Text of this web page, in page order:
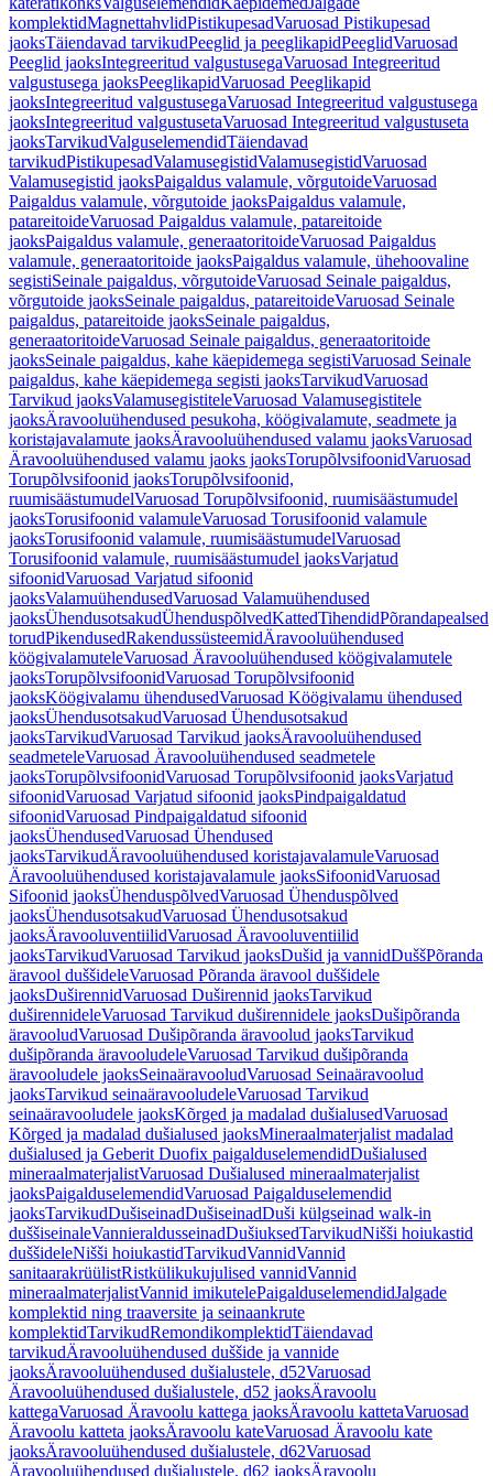
komplektidMagnettahvlidPistikupesadVaruosad Pistikupesad
jaoksTäiendavad tarvikudPeeglid ja peeglikapidPeeglidVaruosad
Peeglid jaoksIntegreeritud valgustusegaVaruosad Integreeritud
valgustusega jaoksPeeglikapidVaruosad Peeglikapid
jaoksIntegreeritud valgustusegaVaruosad Integreeritud valgustusega
jaoksIntegreeritud valgustusetaVaruosad Integreeritud valgustuseta
jaoksTarvikudValguselemendidTäiendavad
tarvikudPistikupesadValamusegistidValamusegistidVaruosad
Valamusegistid jaoksPaigaldus valamule, võrgutoideVaruosad
Paigaldus valamule, võrgutoide jaoksPaigaldus valamule,
patareitoideVaruosad Paigaldus valamule, patareitoide
jaoksPaigaldus valamule, generaatoritoideVaruosad Paigaldus
valamule, generaatoritoide jaoksPaigaldus valamule, ühehoovaline
segistiSeinale paigaldus, võrgutoideVaruosad Seinale paigaldus,
võrgutoide jaoksSeinale paigaldus, patareitoideVaruosad Seinale
paigaldus, patareitoide jaoksSeinale paigaldus,
generaatoritoideVaruosad Seinale paigaldus, generaatoritoide
jaoksSeinale paigaldus, kahe käepidemega segistiVaruosad Seinale
paigaldus, kahe käepidemega segisti jaoksTarvikudVaruosad
Tarvikud jaoksValamusegistiteleVaruosad Valamusegistitele
jaoksÄravooluühendused pesukoha, köögivalamute, seadmete ja
koristajavalamute jaoksÄravooluühendused valamu jaoksVaruosad
Äravooluühendused valamu jaoks jaoksTorupõlvsifoonidVaruosad
Torupõlvsifoonid jaoksTorupõlvsifoonid,
ruumisäästumudelVaruosad Torupõlvsifoonid, ruumisäästumudel
jaoksTorusifoonid valamuleVaruosad Torusifoonid valamule
jaoksTorusifoonid valamule, ruumisäästumudelVaruosad
Torusifoonid valamule, ruumisäästumudel jaoksVarjatud
sifoonidVaruosad Varjatud sifoonid
jaoksValamuühendusedVaruosad Valamuühendused
jaoksÜhendusotsakudÜhenduspõlvedKattedTihendidPõrandapealsed
torudPikendusedRakendussüsteemidÄravooluühendused
köögivalamuteleVaruosad Äravooluühendused köögivalamutele
jaoksTorupõlvsifoonidVaruosad Torupõlvsifoonid
jaoksKöögivalamu ühendusedVaruosad Köögivalamu ühendused
jaoksÜhendusotsakudVaruosad Ühendusotsakud
jaoksTarvikudVaruosad Tarvikud jaoksÄravooluühendused
seadmeteleVaruosad Äravooluühendused seadmetele
jaoksTorupõlvsifoonidVaruosad Torupõlvsifoonid jaoksVarjatud
sifoonidVaruosad Varjatud sifoonid jaoksPindpaigaldatud
sifoonidVaruosad Pindpaigaldatud sifoonid
jaoksÜhendusedVaruosad Ühendused
jaoksTarvikudÄravooluühendused koristajavalamuleVaruosad
Äravooluühendused koristajavalamule jaoksSifoonidVaruosad
Sifoonid jaoksÜhenduspõlvedVaruosad Ühenduspõlved
jaoksÜhendusotsakudVaruosad Ühendusotsakud
jaoksÄravooluventiilidVaruosad Äravooluventiilid
jaoksTarvikudVaruosad Tarvikud jaoksDušid ja vannidDuššPõranda
äravool duššideleVaruosad Põranda äravool duššidele
jaoksDuširennidVaruosad Duširennid jaoksTarvikud
duširennideleVaruosad Tarvikud duširennidele jaoksDušipõranda
äravooludVaruosad Dušipõranda äravoolud jaoksTarvikud
dušipõranda äravooludeleVaruosad Tarvikud dušipõranda
äravooludele jaoksSeinaäravooludVaruosad Seinaäravoolud
jaoksTarvikud seinaäravooludeleVaruosad Tarvikud
seinaäravooludele jaoksKõrged ja madalad dušialusedVaruosad
Kõrged ja madalad dušialused jaoksMineraalmaterjalist madalad
dušialused ja Geberit Duofix paigalduselemendidDušialused
mineraalmaterjalistVaruosad Dušialused mineraalmaterjalist
jaoksPaigalduselemendidVaruosad Paigalduselemendid
jaoksTarvikudDušiseinadDušiseinadDuši külgseinad walk-in
duššiseinaleVannieraldusseinadDušiuksedTarvikudNišši hoiukastid
duššideleNišši hoiukastidTarvikudVannidVannid
sanitaarakrüülistRistkülikukujulised vannidVannid
mineraalmaterjalistVannid imikutelePaigalduselemendidJalgade
komplektid ning traaversite ja seinaankrute
komplektidTarvikudRemondikomplektidTäiendavad
tarvikudÄravooluühendused duššide ja vannide
jaoksÄravooluühendused dušialustele, d52Varuosad
Äravooluühendused dušialustele, d52 jaoksÄravoolu
kattegaVaruosad Äravoolu kattega jaoksÄravoolu kattetaVaruosad
Äravoolu katteta jaoksÄravoolu kateVaruosad Äravoolu kate
jaoksÄravooluühendused dušialustele, d62Varuosad
Äravooluühendused dušialustele, d62 jaoksÄravoolu